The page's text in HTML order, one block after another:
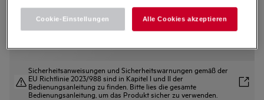
Sicherheitsanweisungen und Sicherheitswarnungen gemäß der
EU Richtlinie 2023/988 sind in Kapitel I und II der
Bedienungsanleitung zu finden. Bitte lies die gesamte
Bedienungsanleitung, um das Produkt sicher zu verwenden.
Cookie-Einstellungen Alle Cookies akzeptieren